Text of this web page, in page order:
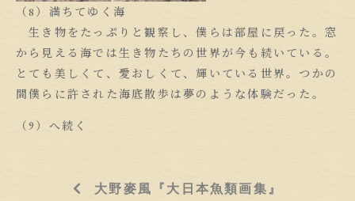
（8）満ちてゆく海
生き物をたっぷりと観察し、僕らは部屋に戻った。窓
から見える海では生き物たちの世界が今も続いている。
とても美しくて、愛おしくて、輝いている世界。つかの
間僕らに許された海底散歩は夢のような体験だった。
（9）へ続く
大野麥風『大日本魚類画集』